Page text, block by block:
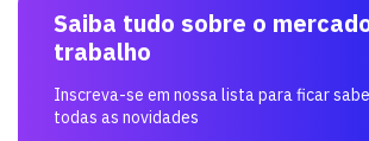
Saiba tudo sobre o
trabalho
Inscreva-se em nossa lista para ficar
todas as novidades